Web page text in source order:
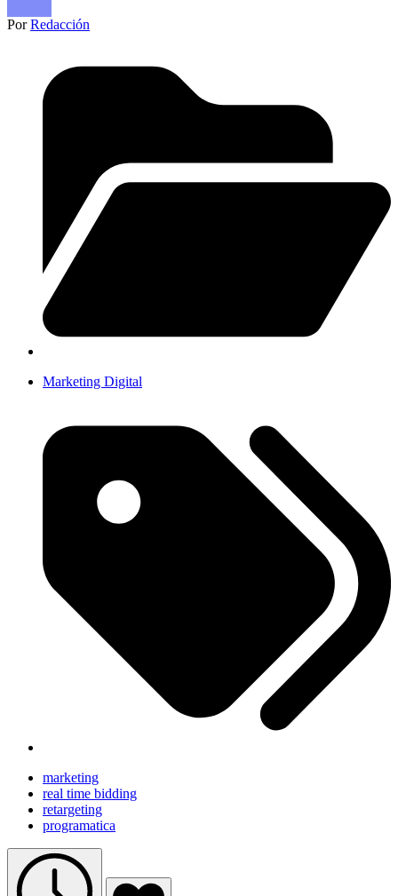
PorRedacción
Marketing Digital
marketing
real time bidding
retargeting
programatica